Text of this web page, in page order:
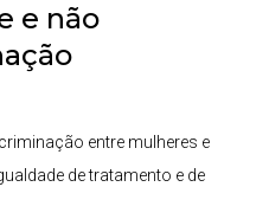
e não
entre mulheres e
de tratamento e de